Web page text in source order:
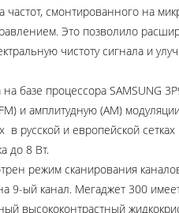
частот, смонтированного на
Это позволило
чистоту сигнала и
базе процессора SAMSUNG
и амплитудную (АМ)
в русской и европейской сетках
до 8 Вт.
режим сканирования
9-ый канал. Мегаджет 300
высококонтрастный